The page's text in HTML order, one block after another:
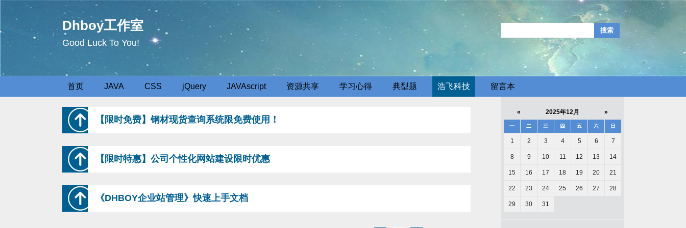
Dhboy工作室
Good Luck To You!
首页 JAVA CSS jQuery JAVAscript 资源共享 学习心得 典型题 浩飞科技 留言本
【限时免费】钢材现货查询系统限免费使用！
【限时特惠】公司个性化网站建设限时优惠
《DHBOY企业站管理》快速上手文档
« 2025年12月 »
一 二 三 四 五 六 日
1 2 3 4 5 6 7
8 9 10 11 12 13 14
15 16 17 18 19 20 21
22 23 24 25 26 27 28
29 30 31